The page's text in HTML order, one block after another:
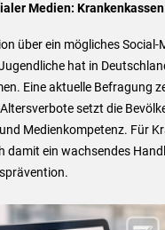
Medien:
über ein mögliches
hat in
Eine aktuelle Befragung
setzt die
Medienkompetenz. Für
damit ein wachsendes